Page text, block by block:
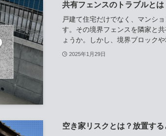
共有フェンスのトラブルと
戸建て住宅だけでなく、マンシ
す。その境界フェンスを隣家と
ょうか。しかし、境界ブロック
2025年1月29日
空き家リスクとは？放置す